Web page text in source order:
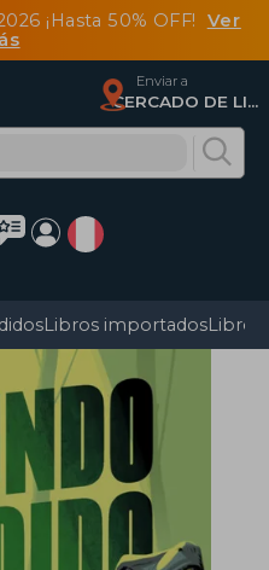
¡Hasta 50% OFF! Ver
Enviar a
CERCADO DE LIMA, Lima
Libros importadosLibros